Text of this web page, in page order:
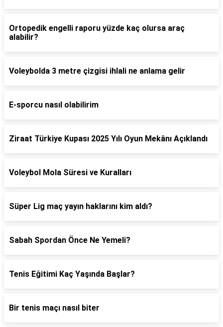
Ortopedik engelli raporu yüzde kaç olursa araç
alabilir?
Voleybolda 3 metre çizgisi ihlali ne anlama gelir
E-sporcu nasıl olabilirim
Ziraat Türkiye Kupası 2025 Yılı Oyun Mekânı Açıklandı
Voleybol Mola Süresi ve Kuralları
Süper Lig maç yayın haklarını kim aldı?
Sabah Spordan Önce Ne Yemeli?
Tenis Eğitimi Kaç Yaşında Başlar?
Bir tenis maçı nasıl biter